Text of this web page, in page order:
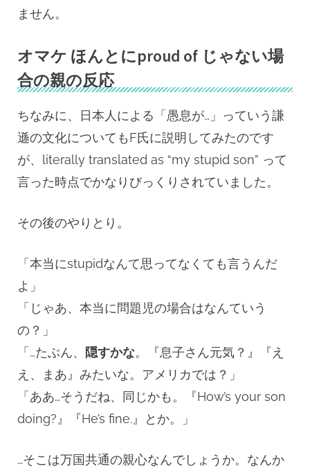
ません。
オマケ ほんとにproud of じゃない場
合の親の反応
ちなみに、日本人による「愚息が…」っていう謙
遜の文化についてもF氏に説明してみたのです
が、literally translated as “my stupid son” って
言った時点でかなりびっくりされていました。
その後のやりとり。
「本当にstupidなんて思ってなくても言うんだ
よ」
「じゃあ、本当に問題児の場合はなんていう
の？」
「…たぶん、 隠すかな。『息子さん元気？』『え
え、まあ』みたいな。アメリカでは？」
「ああ…そうだね、同じかも。『How’s your son
doing?』『He’s fine.』とか。」
…そこは万国共通の親心なんでしょうか。なんか